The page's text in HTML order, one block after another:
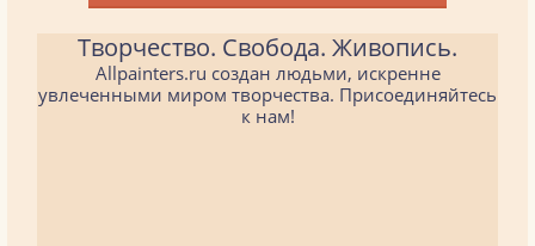
Творчество. Свобода. Живопись.
Allpainters.ru создан людьми, искренне
увлеченными миром творчества. Присоединяйтесь
к нам!